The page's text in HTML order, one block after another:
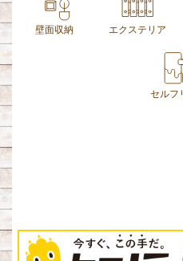
壁面収納 エクステリア
セルフ
お問い合わせ 運営会社